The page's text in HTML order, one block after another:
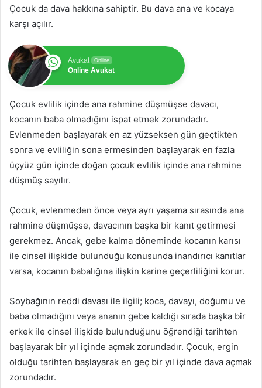
Çocuk da dava hakkına sahiptir. Bu dava ana ve kocaya
karşı açılır.
Avukat Online
Online Avukat
Çocuk evlilik içinde ana rahmine düşmüşse davacı,
kocanın baba olmadığını ispat etmek zorundadır.
Evlenmeden başlayarak en az yüzseksen gün geçtikten
sonra ve evliliğin sona ermesinden başlayarak en fazla
üçyüz gün içinde doğan çocuk evlilik içinde ana rahmine
düşmüş sayılır.
Çocuk, evlenmeden önce veya ayrı yaşama sırasında ana
rahmine düşmüşse, davacının başka bir kanıt getirmesi
gerekmez. Ancak, gebe kalma döneminde kocanın karısı
ile cinsel ilişkide bulunduğu konusunda inandırıcı kanıtlar
varsa, kocanın babalığına ilişkin karine geçerliliğini korur.
Soybağının reddi davası ile ilgili; koca, davayı, doğumu ve
baba olmadığını veya ananın gebe kaldığı sırada başka bir
erkek ile cinsel ilişkide bulunduğunu öğrendiği tarihten
başlayarak bir yıl içinde açmak zorundadır. Çocuk, ergin
olduğu tarihten başlayarak en geç bir yıl içinde dava açmak
zorundadır.